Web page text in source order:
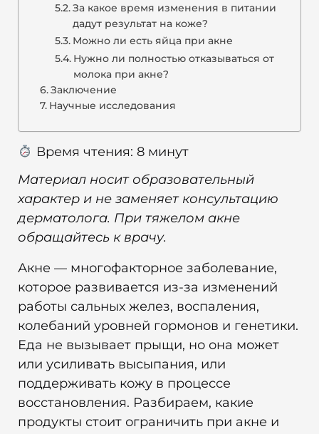
За какое время изменения в питании
дадут результат на коже?
Можно ли есть яйца при акне
Нужно ли полностью отказываться от
молока при акне?
Заключение
Научные исследования
Время чтения: 8 минут
Материал носит образовательный
характер и не заменяет консультацию
дерматолога. При тяжелом акне
обращайтесь к врачу.
Акне — многофакторное заболевание,
которое развивается из-за изменений
работы сальных желез, воспаления,
колебаний уровней гормонов и генетики.
Еда не вызывает прыщи, но она может
или усиливать высыпания, или
поддерживать кожу в процессе
восстановления. Разбираем, какие
продукты стоит ограничить при акне и